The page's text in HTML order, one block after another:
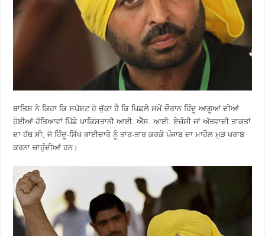
ਬਾਤਿਸ਼ ਨੇ ਕਿਹਾ ਕਿ ਸਪੱਸ਼ਟ ਹੋ ਚੁੱਕਾ ਹੈ ਕਿ ਪਿਛਲੇ ਸਮੇਂ ਦੌਰਾਨ ਹਿੰਦੂ ਆਗੂਆਂ ਦੀਆਂ
ਹੋਈਆਂ ਹੱਤਿਆਵਾਂ ਪਿੱਛੇ ਪਾਕਿਸਤਾਨੀ ਆਈ. ਐੱਸ. ਆਈ. ਏਜੰਸੀ ਜਾਂ ਅੱਤਵਾਦੀ ਤਾਕਤਾਂ
ਦਾ ਹੱਥ ਸੀ, ਜੋ ਹਿੰਦੂ-ਸਿੱਖ ਭਾਈਚਾਰੇ ਨੂੰ ਤਾਰ-ਤਾਰ ਕਰਕੇ ਪੰਜਾਬ ਦਾ ਮਾਹੌਲ ਮੁੜ ਖਰਾਬ
ਕਰਨਾ ਚਾਹੁੰਦੀਆਂ ਹਨ।